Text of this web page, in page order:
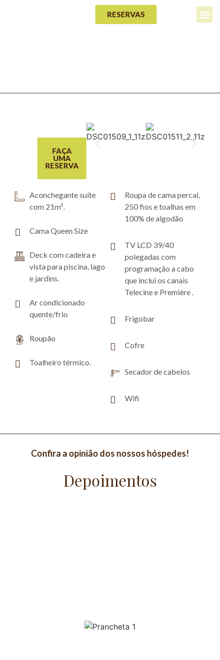
RESERVAS
FAÇA
UMA
RESERVA
Aconchegante suíte
com 21m².
Cama Queen Size
Deck com cadeira e
vista para piscina, lago
e jardins.
Ar condicionado
quente/frio
Roupão
Toalheiro térmico.
Roupa de cama percal,
250 fios e toalhas em
100% de algodão
TV LCD 39/40
polegadas com
programação a cabo
que inclui os canais
Telecine e Première .
Frigobar
Cofre
Secador de cabelos
Wifi
Confira a opinião dos nossos hóspedes!
Depoimentos